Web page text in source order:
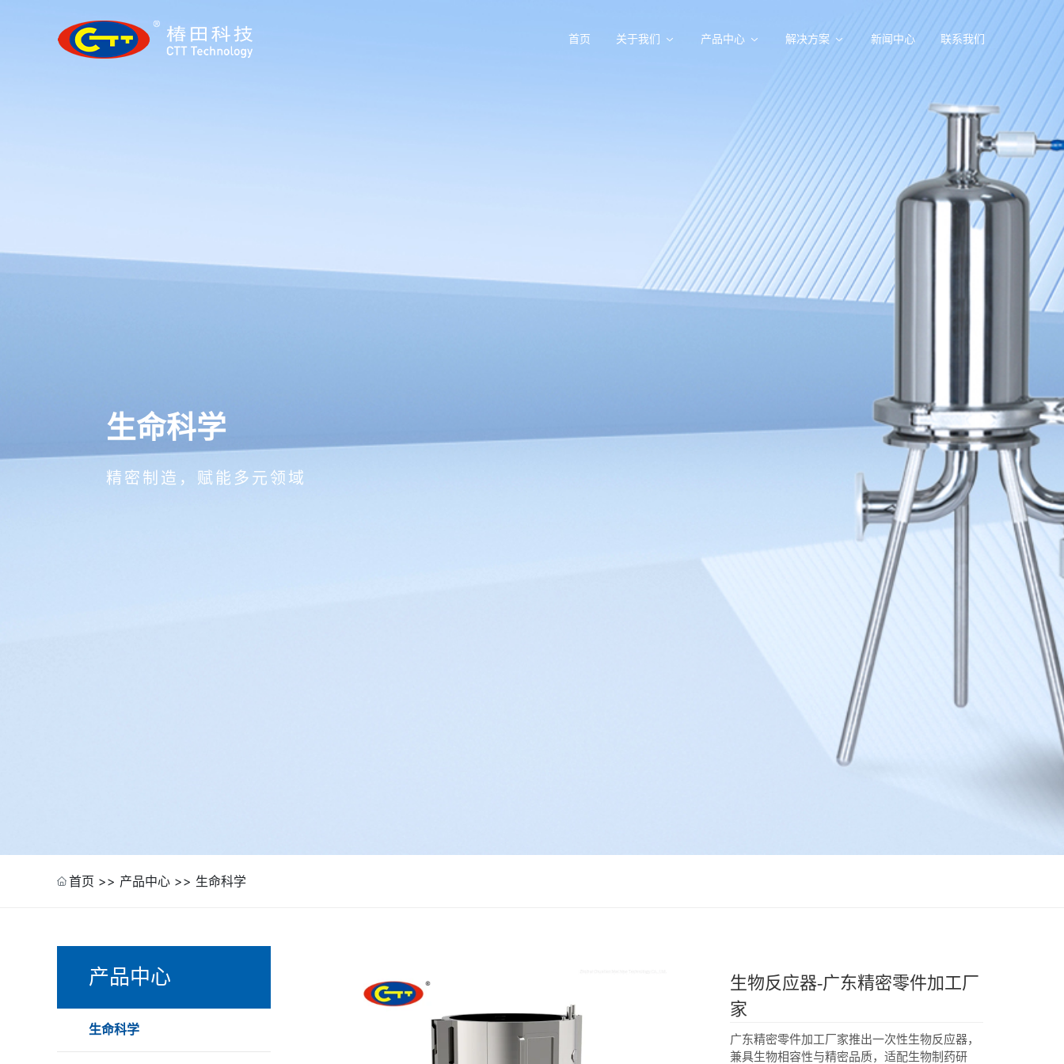
首页 关于我们 产品中心 解决方案 新闻中心 联系我们
生命科学
精密制造，赋能多元领域
首页 >> 产品中心 >> 生命科学
产品中心
生命科学
生物反应器-广东精密零件加工厂
家
广东精密零件加工厂家推出一次性生物反应器，
兼具生物相容性与精密品质，适配生物制药研